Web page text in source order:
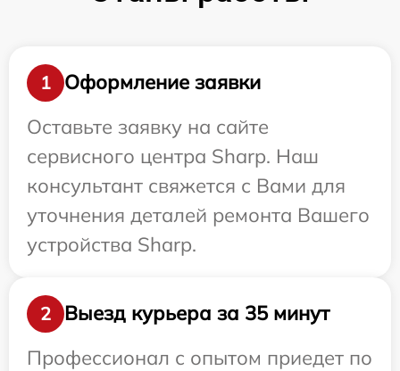
1
Оформление заявки
Оставьте заявку на сайте
сервисного центра Sharp. Наш
консультант свяжется с Вами для
уточнения деталей ремонта Вашего
устройства Sharp.
2
Выезд курьера за 35 минут
Профессионал с опытом приедет по